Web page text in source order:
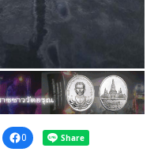
กะฉ่อนช้อปปิ้ง
ติดต่อ
0